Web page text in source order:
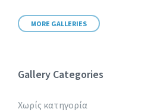
MORE GALLERIES
Gallery Categories
Χωρίς κατηγορία